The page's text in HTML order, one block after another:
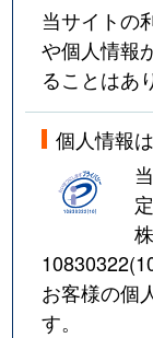
当サイトの
や個人情報
ることはあ
個人情報
お客様の個
す。